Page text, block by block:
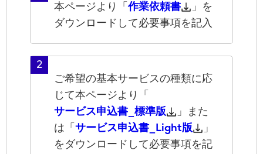
本ページより「作業依頼書
」を
ダウンロードして必要事項を記入
2
ご希望の基本サービスの種類に応
じて本ページより「
サービス申込書_標準版
」また
は「 サービス申込書_Light版
」
をダウンロードして必要事項を記